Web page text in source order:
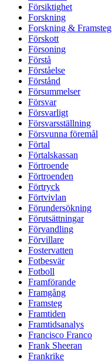
Försiktighet
Forskning
Forskning & Framsteg
Förskott
Försoning
Förstå
Förståelse
Förstånd
Försummelser
Försvar
Försvarligt
Försvarsställning
Försvunna föremål
Förtal
Förtalskassan
Förtroende
Förtroenden
Förtryck
Förtvivlan
Förundersökning
Förutsättningar
Förvandling
Förvillare
Fostervatten
Fotbesvär
Fotboll
Framförande
Framgång
Framsteg
Framtiden
Framtidsanalys
Francisco Franco
Frank Sheeran
Frankrike